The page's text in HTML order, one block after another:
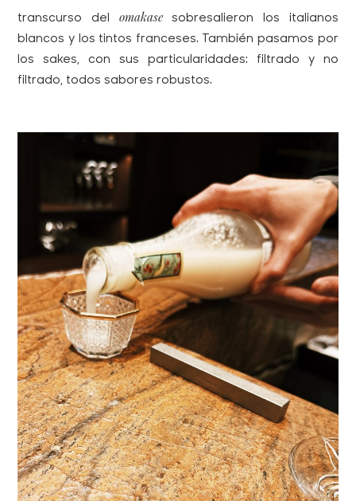
transcurso del omakasesobresalieron los italianos
blancos y los tintos franceses. También pasamos por
los sakes, con sus particularidades: filtrado y no
filtrado, todos sabores robustos.